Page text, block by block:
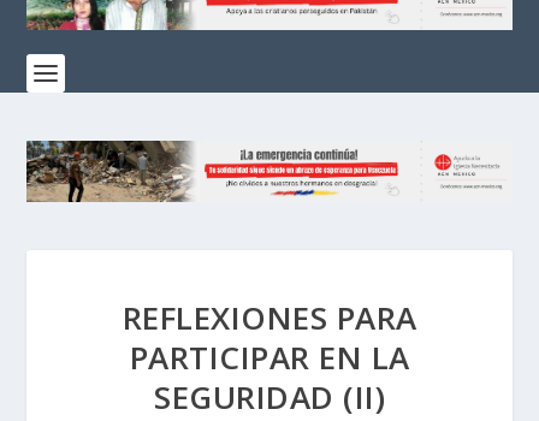
REFLEXIONES PARA
PARTICIPAR EN LA
SEGURIDAD (II)